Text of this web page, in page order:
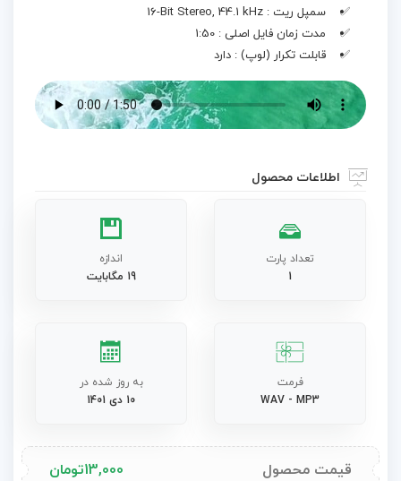
سمپل ریت : 16-Bit Stereo, 44.1 kHz
مدت زمان فایل اصلی : 1:50
قابلت تکرار (لوپ) : دارد
اطلاعات محصول
تعداد پارت
1
اندازه
19 مگابایت
فرمت
WAV - MP3
به روز شده در
10 دی 1401
قیمت محصول 13,000تومان